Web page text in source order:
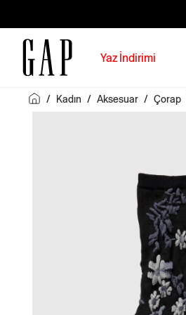
Yaz İndirimi
/ Kadın / Aksesuar / Çorap